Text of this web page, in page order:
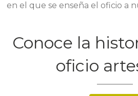
en el que se enseña el oficio a
Conoce la
oficio